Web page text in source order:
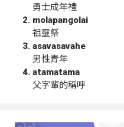
勇士成年禮
molapangolai
祖靈祭
asavasavahe
男性青年
atamatama
父字輩的稱呼